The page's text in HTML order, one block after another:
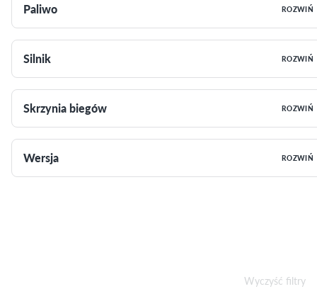
Paliwo ROZWIŃ
Silnik ROZWIŃ
Skrzynia biegów ROZWIŃ
Wersja ROZWIŃ
Wyczyść filtry